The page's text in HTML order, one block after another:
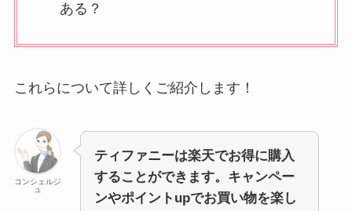
ある？
これらについて詳しくご紹介します！
コンシェルジ
ュ
ティファニーは楽天でお得に購入
することができます。キャンペー
ンやポイントupでお買い物を楽し